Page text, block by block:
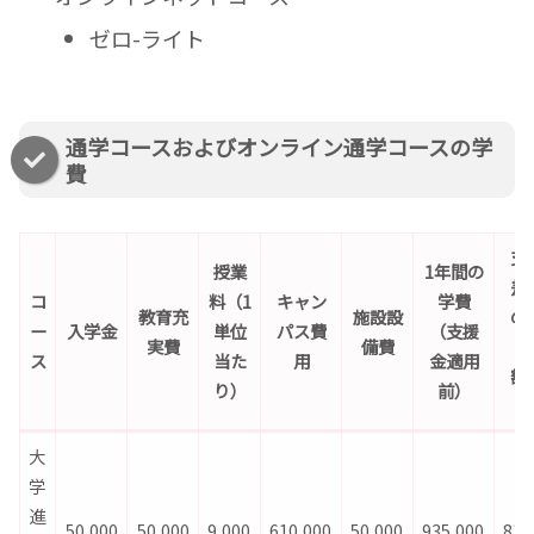
ゼロ-ライト
通学コースおよびオンライン通学コースの学
費
コ
ー
ス
入学金
教育充
実費
授業
料（1
単位
当た
り）
キャン
パス費
用
施設設
備費
1年間の
学費
（支援
金適用
前）
支
差
の
額
大
学
進